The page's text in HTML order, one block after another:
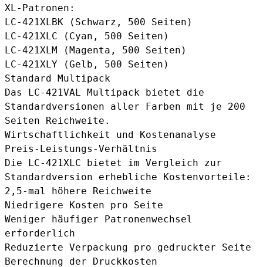
XL-Patronen:
LC-421XLBK (Schwarz, 500 Seiten)
LC-421XLC (Cyan, 500 Seiten)
LC-421XLM (Magenta, 500 Seiten)
LC-421XLY (Gelb, 500 Seiten)
Standard Multipack
Das LC-421VAL Multipack bietet die
Standardversionen aller Farben mit je 200
Seiten Reichweite.
Wirtschaftlichkeit und Kostenanalyse
Preis-Leistungs-Verhältnis
Die LC-421XLC bietet im Vergleich zur
Standardversion erhebliche Kostenvorteile:
2,5-mal höhere Reichweite
Niedrigere Kosten pro Seite
Weniger häufiger Patronenwechsel
erforderlich
Reduzierte Verpackung pro gedruckter Seite
Berechnung der Druckkosten